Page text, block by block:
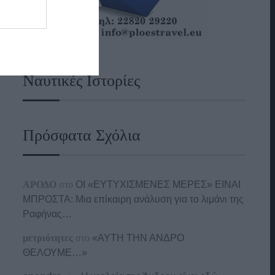
Ναυτικές Ιστορίες
Πρόσφατα Σχόλια
ΑΡΟΔΟ στο ΟΙ «ΕΥΤΥΧΙΣΜΕΝΕΣ ΜΕΡΕΣ» ΕΙΝΑΙ
ΜΠΡΟΣΤΑ: Μια επίκαιρη ανάλυση για το λιμάνι της
Ραφήνας…
μετριότητες στο «ΑΥΤΗ ΤΗΝ ΑΝΔΡΟ
ΘΕΛΟΥΜΕ…»